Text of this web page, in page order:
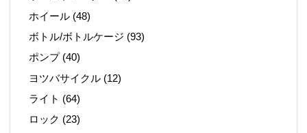
ホイール (48)
ボトル/ボトルケージ (93)
ポンプ(40)
ヨツバサイクル (12)
ライト (64)
ロック (23)